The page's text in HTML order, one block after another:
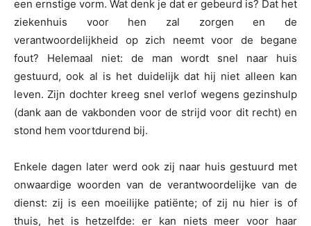
een ernstige vorm. Wat denk je dat er gebeurd is? Dat het
ziekenhuis voor hen zal zorgen en de
verantwoordelijkheid op zich neemt voor de begane
fout? Helemaal niet: de man wordt snel naar huis
gestuurd, ook al is het duidelijk dat hij niet alleen kan
leven. Zijn dochter kreeg snel verlof wegens gezinshulp
(dank aan de vakbonden voor de strijd voor dit recht) en
stond hem voortdurend bij.
Enkele dagen later werd ook zij naar huis gestuurd met
onwaardige woorden van de verantwoordelijke van de
dienst: zij is een moeilijke patiënte; of zij nu hier is of
thuis, het is hetzelfde: er kan niets meer voor haar